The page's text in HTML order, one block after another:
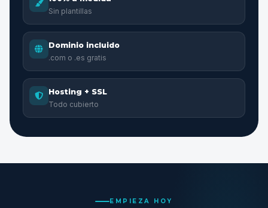
Sin plantillas
Dominio incluido
.com o .es gratis
Hosting + SSL
Todo cubierto
EMPIEZA HOY